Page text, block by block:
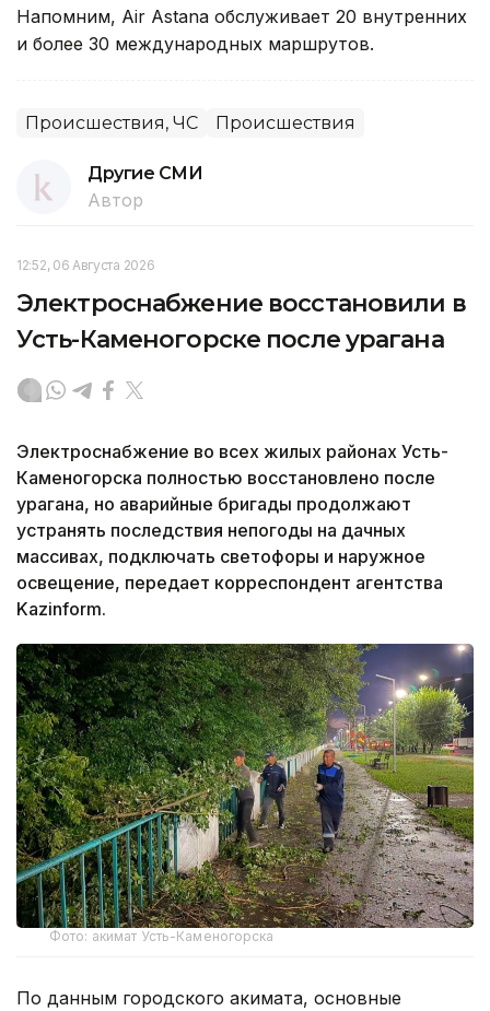
Напомним, Air Astana обслуживает 20 внутренних
и более 30 международных маршрутов.
Происшествия, ЧС Происшествия
Другие СМИ
Автор
12:52, 06 Августа 2026
Электроснабжение восстановили в
Усть-Каменогорске после урагана
Электроснабжение во всех жилых районах Усть-
Каменогорска полностью восстановлено после
урагана, но аварийные бригады продолжают
устранять последствия непогоды на дачных
массивах, подключать светофоры и наружное
освещение, передает корреспондент агентства
Kazinform.
Фото: акимат Усть-Каменогорска
По данным городского акимата, основные